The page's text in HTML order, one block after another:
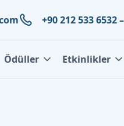
Ödüller Etkinlikler
+90 212 533 6532